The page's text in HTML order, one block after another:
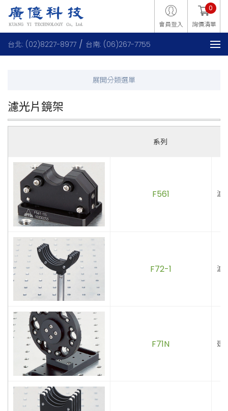
會員登入 詢價清單
0
台北: (02)8227-8977 台南: (06)267-7755
濾光片鏡架
系列
F561 濾
F72-1 濾
F71N 透